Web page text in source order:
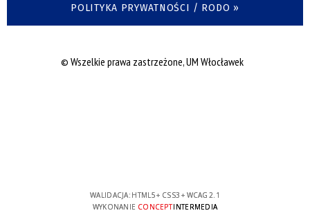
POLITYKA PRYWATNOŚCI / RODO »
© Wszelkie prawa zastrzeżone, UM Włocławek
WALIDACJA: HTML5+ CSS3 + WCAG 2.1
WYKONANIE CONCEPTINTERMEDIA